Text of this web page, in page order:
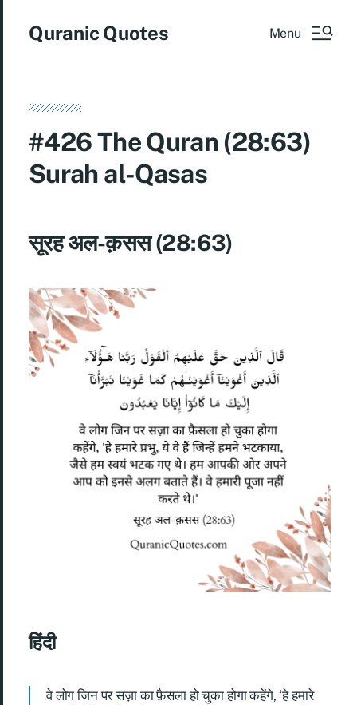
Quranic Quotes Menu
#426 The Quran (28:63)
Surah al-Qasas
सूरह अल-क़सस (28:63)
हिंदी
वे लोग जिन पर सज़ा का फ़ैसला हो चुका होगा कहेंगे, ‘हे हमारे